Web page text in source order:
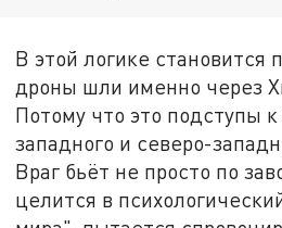
В этой логике становится
дроны шли именно через
Потому что это подступы
западного и северо-
Враг бьёт не просто по
целится в